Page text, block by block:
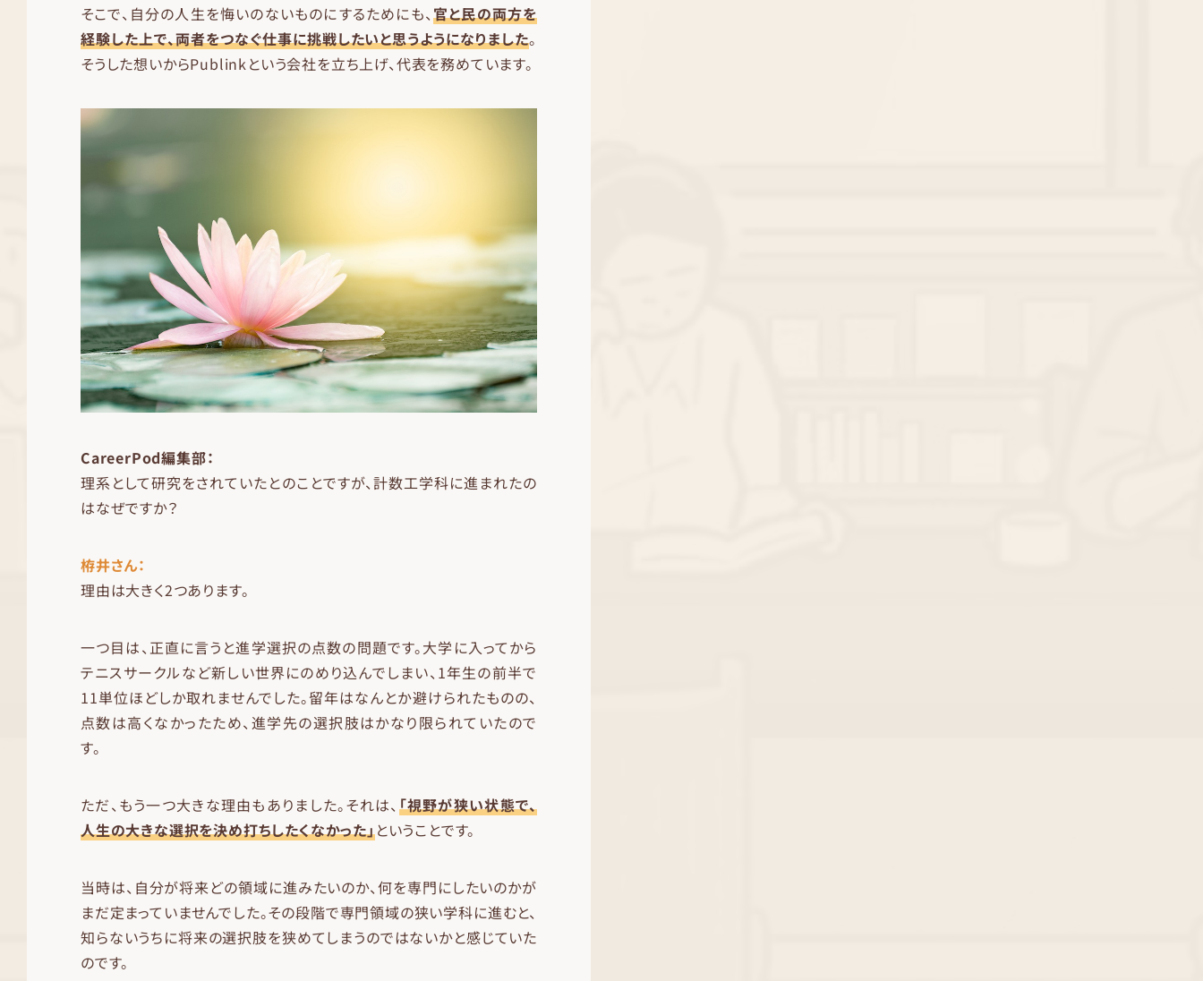
そこで、自分の人生を悔いのないものにするためにも、官と民の両方を
経験した上で、両者をつなぐ仕事に挑戦したいと思うようになりました。
そうした想いからPublinkという会社を立ち上げ、代表を務めています。
CareerPod編集部：
理系として研究をされていたとのことですが、計数工学科に進まれたの
はなぜですか？
栫井さん：
理由は大きく2つあります。
一つ目は、正直に言うと進学選択の点数の問題です。大学に入ってから
テニスサークルなど新しい世界にのめり込んでしまい、1年生の前半で
11単位ほどしか取れませんでした。留年はなんとか避けられたものの、
点数は高くなかったため、進学先の選択肢はかなり限られていたので
す。
ただ、もう一つ大きな理由もありました。それは、「視野が狭い状態で、
人生の大きな選択を決め打ちしたくなかった」ということです。
当時は、自分が将来どの領域に進みたいのか、何を専門にしたいのかが
まだ定まっていませんでした。その段階で専門領域の狭い学科に進むと、
知らないうちに将来の選択肢を狭めてしまうのではないかと感じていた
のです。